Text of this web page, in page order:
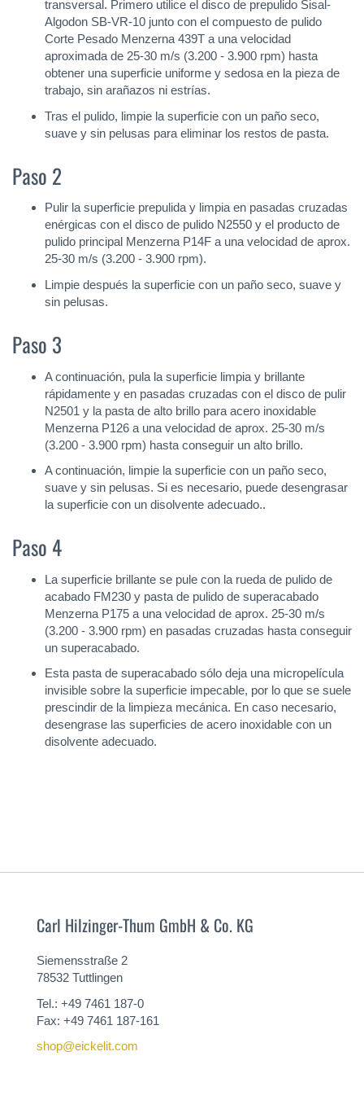
transversal. Primero utilice el disco de prepulido Sisal-
Algodon SB-VR-10 junto con el compuesto de pulido
Corte Pesado Menzerna 439T a una velocidad
aproximada de 25-30 m/s (3.200 - 3.900 rpm) hasta
obtener una superficie uniforme y sedosa en la pieza de
trabajo, sin arañazos ni estrías.
Tras el pulido, limpie la superficie con un paño seco,
suave y sin pelusas para eliminar los restos de pasta.
Paso 2
Pulir la superficie prepulida y limpia en pasadas cruzadas
enérgicas con el disco de pulido N2550 y el producto de
pulido principal Menzerna P14F a una velocidad de aprox.
25-30 m/s (3.200 - 3.900 rpm).
Limpie después la superficie con un paño seco, suave y
sin pelusas.
Paso 3
A continuación, pula la superficie limpia y brillante
rápidamente y en pasadas cruzadas con el disco de pulir
N2501 y la pasta de alto brillo para acero inoxidable
Menzerna P126 a una velocidad de aprox. 25-30 m/s
(3.200 - 3.900 rpm) hasta conseguir un alto brillo.
A continuación, limpie la superficie con un paño seco,
suave y sin pelusas. Si es necesario, puede desengrasar
la superficie con un disolvente adecuado..
Paso 4
La superficie brillante se pule con la rueda de pulido de
acabado FM230 y pasta de pulido de superacabado
Menzerna P175 a una velocidad de aprox. 25-30 m/s
(3.200 - 3.900 rpm) en pasadas cruzadas hasta conseguir
un superacabado.
Esta pasta de superacabado sólo deja una micropelícula
invisible sobre la superficie impecable, por lo que se suele
prescindir de la limpieza mecánica. En caso necesario,
desengrase las superficies de acero inoxidable con un
disolvente adecuado.
Carl Hilzinger-Thum GmbH & Co. KG
Siemensstraße 2
78532 Tuttlingen
Tel.: +49 7461 187-0
Fax: +49 7461 187-161
shop@eickelit.com